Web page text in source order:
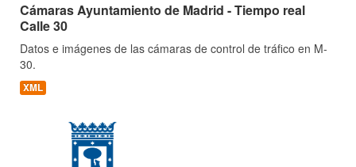
Cámaras Ayuntamiento de Madrid - Tiempo real
Calle 30
Datos e imágenes de las cámaras de control de tráfico en M-
30.
XML